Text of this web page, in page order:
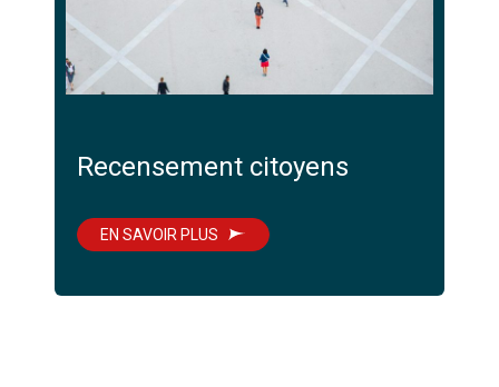
Recensement citoyens
EN SAVOIR PLUS